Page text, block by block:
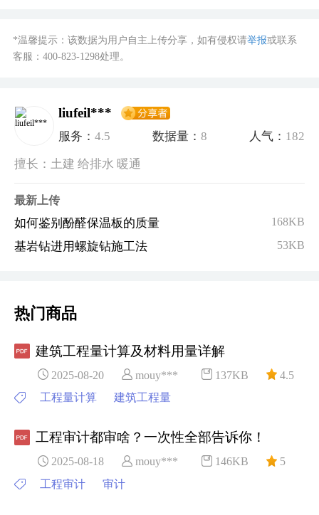
*温馨提示：该数据为用户自主上传分享，如有侵权请举报或联系
客服： 400-823-1298处理。
liufeil***
服务：4.5 数据量：8 人气： 182
擅长：土建 给排水 暖通
最新上传
如何鉴别酚醛保温板的质量 168KB
基岩钻进用螺旋钻施工法 53KB
热门商品
建筑工程量计算及材料用量详解
2025-08-20 mouy*** 137KB
4.5
工程量计算
建筑工程量
工程审计都审啥？一次性全部告诉你！
2025-08-18 mouy*** 146KB
5
工程审计
审计